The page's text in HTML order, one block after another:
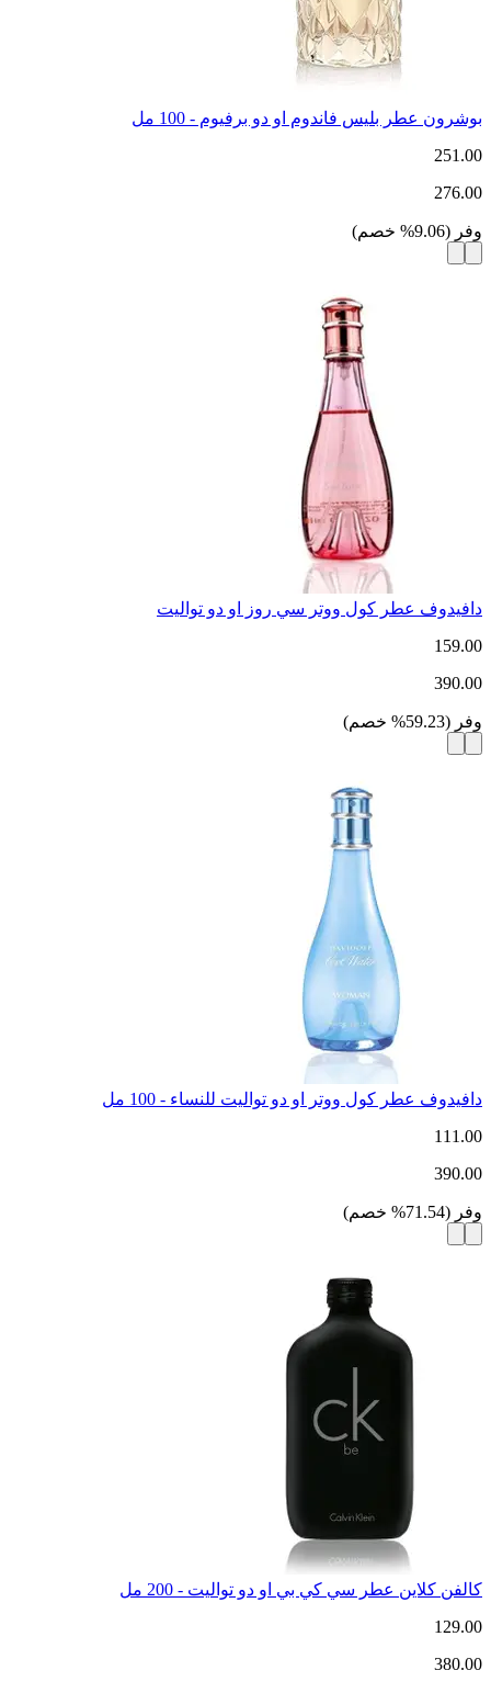
بوشرون عطر بليس فاندوم او دو برفيوم - 100 مل
251.00
276.00
وفر (
9.06
% خصم)
دافيدوف عطر كول ووتر سي روز او دو تواليت
159.00
390.00
وفر (
59.23
% خصم)
دافيدوف عطر كول ووتر او دو تواليت للنساء - 100 مل
111.00
390.00
وفر (
71.54
% خصم)
كالفن كلاين عطر سي كي بي او دو تواليت - 200 مل
129.00
380.00